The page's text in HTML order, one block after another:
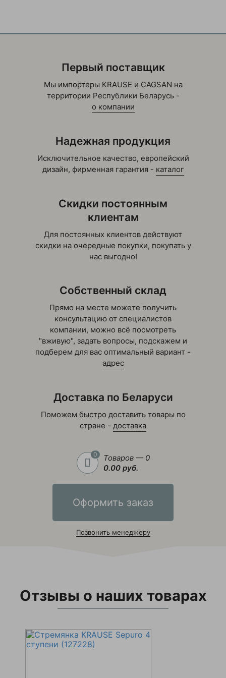
Тележки двухколесные ручные
Тележки для бочек (бочкокаты)
Тележки для бочек горизонтальные (бочкокаты)
колес)
Тележки для ленты
Тележки для подвесных лодочных моторов
Тележки ручные платформенные ТП
Тележки гидравлические с
электропередвижением
Тележки самоходные с платформой для
оператора
Поддоны
Стеллажи
Шкафы и контейнеры
Аккумуляторы
Аккумуляторы для
Погрузчики FGY
Первый поставщик
Мы импортеры KRAUSE и CAGSAN на
территории Республики Беларусь -
о компании
Надежная продукция
Исключительное качество, европейский
дизайн, фирменная гарантия - каталог
Скидки постоянным
клиентам
Для постоянных клиентов действуют
скидки на очередные покупки, покупать у
нас выгодно!
Собственный склад
Прямо на месте можете получить
консультацию от специалистов
компании, можно всё посмотреть
"вживую", задать вопросы, подскажем и
подберем для вас оптимальный вариант -
адрес
Доставка по Беларуси
Поможем быстро доставить товары по
стране - доставка
0
Товаров — 0
0.00 руб.
Оформить заказ
Позвонить менеджеру
Отзывы о наших товарах